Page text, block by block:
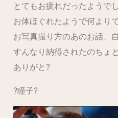
とてもお疲れだったようで
お体ほぐれたようで何より
お写真撮り方のあのお話、
すんなり納得されたのちょ
ありがと?
?瞳子?